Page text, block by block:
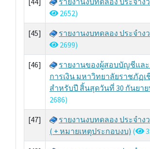
2652)
[45] รายงานงบทดลอง ประจำงว
2699)
[46]
รายงานของผู้สอบบัญชีแล
การเงิน มหาวิทยาลัยราชภัฏเ
สำหรับปี สิ้นสุดวันที่ 30 กันยาย
2686)
[47]
รายงานงบทดลอง ประจำงว
( + หมายเหตุประกอบงบ) (